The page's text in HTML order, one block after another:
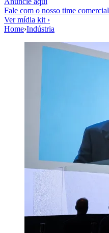
Fale com o nosso time comercial
Ver mídia kit ›
Home›Indústria